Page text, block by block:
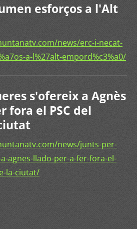
esforços a l'Alt
news/erc-i-necat-
a-l%27alt-empord%c3%a0/
s'ofereix a Agnès
fora el PSC del
news/junts-per-
agnes-llado-per-a-fer-fora-el-
la-ciutat/